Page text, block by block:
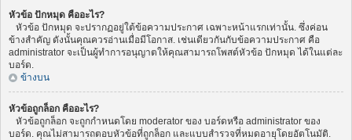
หัวข้อ ปักหมุด คืออะไร?
หัวข้อ ปักหมุด จะปรากฏอยู่ใต้ข้อความประกาศ เฉพาะหน้าแรกเท่านั้น. ซึ่งค่อน
ข้างสำคัญ ดังนั้นคุณควรอ่านเมื่อมีโอกาส. เช่นเดียวกันกับข้อความประกาศ คือ
administrator จะเป็นผู้ทำการอนุญาตให้คุณสามารถโพสต์หัวข้อ ปักหมุด ได้ในแต่ละ
บอร์ด.
ข้างบน
หัวข้อถูกล็อก คืออะไร?
หัวข้อถูกล็อก จะถูกกำหนดโดย moderator ของ บอร์ดหรือ administrator ของ
บอร์ด. คุณไม่สามารถตอบหัวข้อที่ถูกล็อก และแบบสำรวจที่หมดอายุโดยอัตโนมัติ.